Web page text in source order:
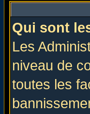
Qui sont
Les
niveau de
toutes les